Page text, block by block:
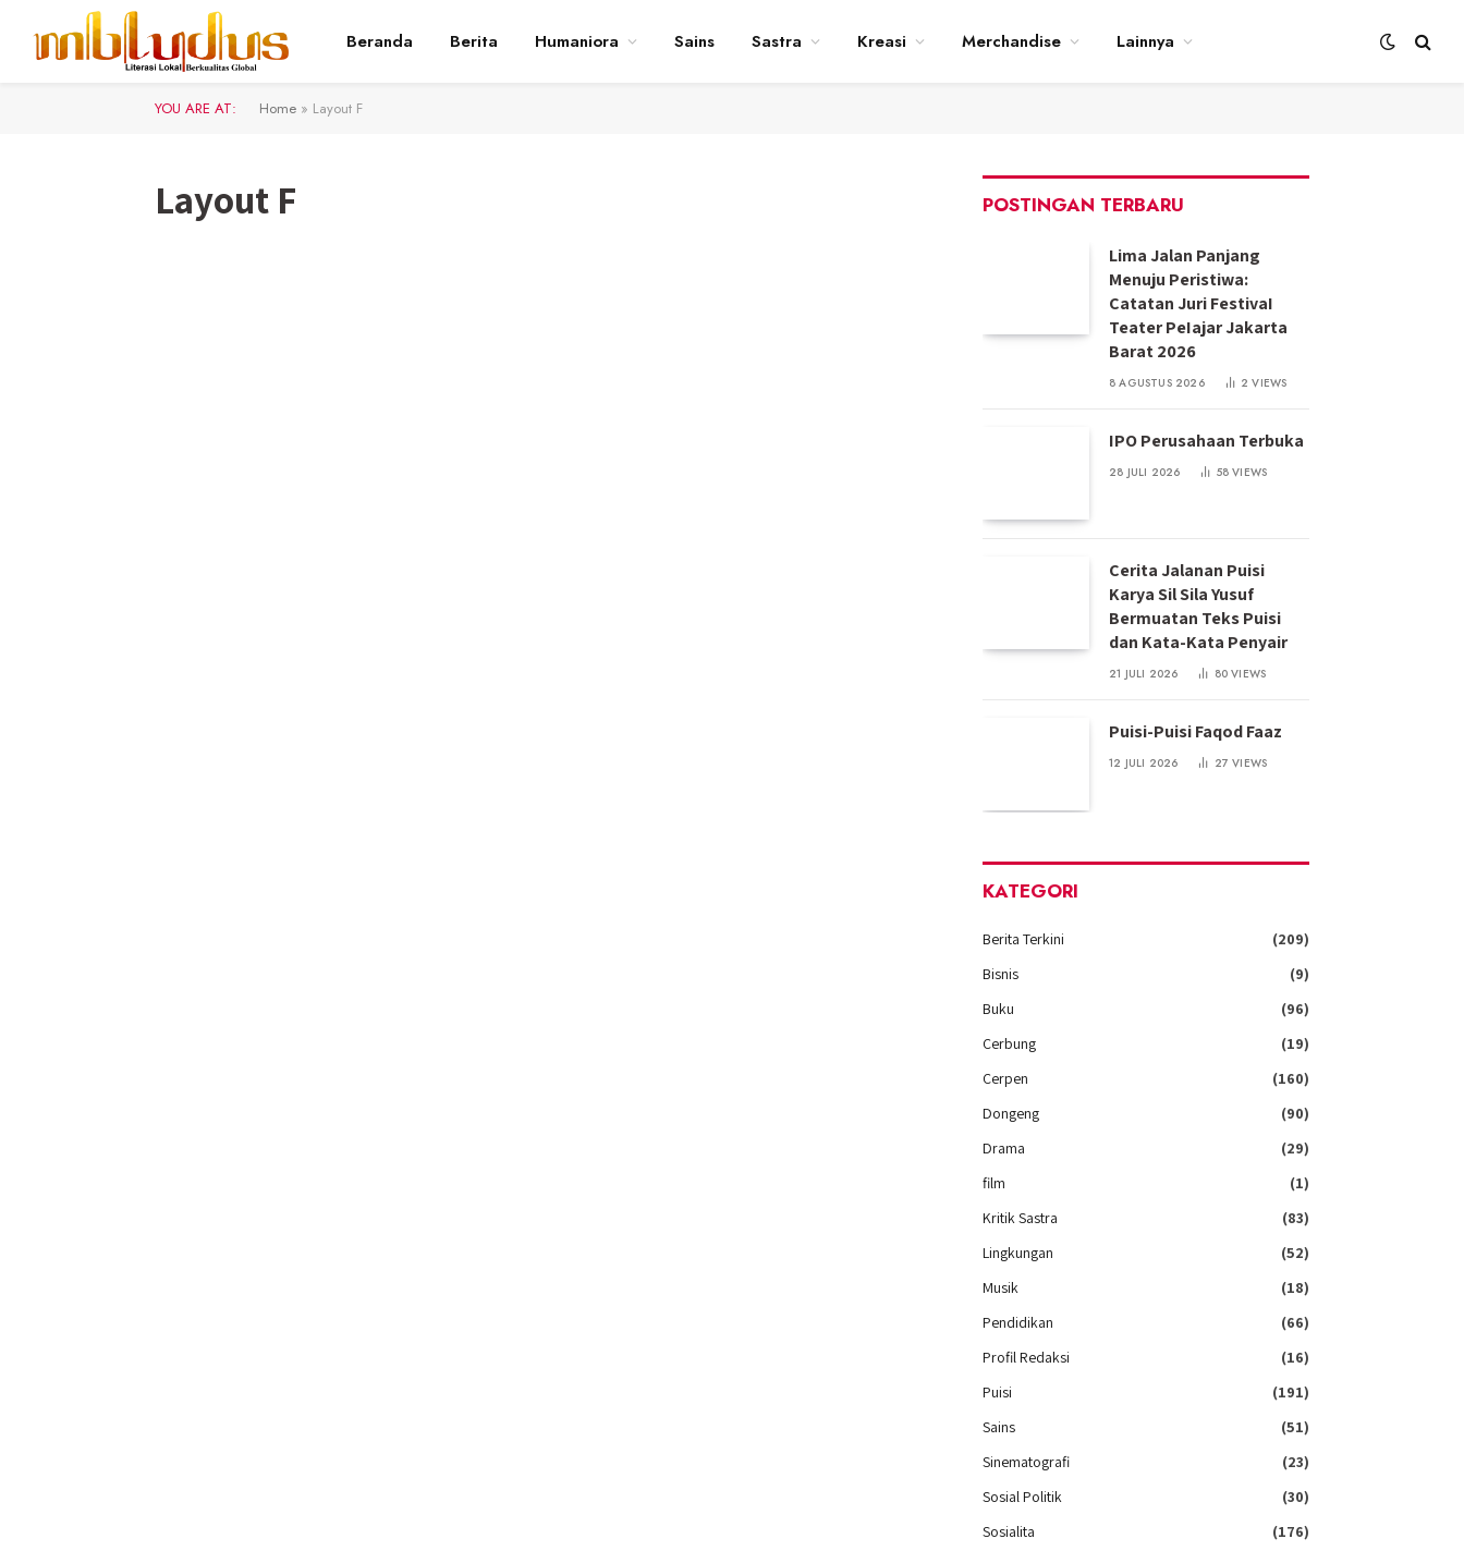
Beranda Berita Humaniora Sains Sastra Kreasi Merchandise Lainnya
YOU ARE AT: Home » Layout F
Layout F POSTINGAN TERBARU
Lima Jalan Panjang
Menuju Peristiwa:
Catatan Juri FestivaI
Teater PeIajar Jakarta
Barat 2026
8 AGUSTUS 2026 2VIEWS
IPO Perusahaan Terbuka
28 JULI 2026 58VIEWS
Cerita Jalanan Puisi
Karya Sil Sila Yusuf
Bermuatan Teks Puisi
dan Kata-Kata Penyair
21 JULI 2026 80VIEWS
Puisi-Puisi Faqod Faaz
12 JULI 2026 27VIEWS
KATEGORI
Berita Terkini
(209)
Bisnis
(9)
Buku
(96)
Cerbung
(19)
Cerpen
(160)
Dongeng
(90)
Drama
(29)
film
(1)
Kritik Sastra
(83)
Lingkungan
(52)
Musik
(18)
Pendidikan
(66)
Profil Redaksi
(16)
Puisi
(191)
Sains
(51)
Sinematografi
(23)
Sosial Politik
(30)
Sosialita
(176)